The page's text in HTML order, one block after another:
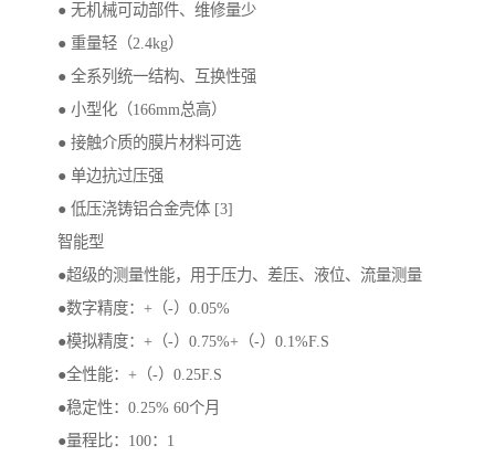
● 无机械可动部件、维修量少
● 重量轻（2.4kg）
● 全系列统一结构、互换性强
● 小型化（166mm总高）
● 接触介质的膜片材料可选
● 单边抗过压强
● 低压浇铸铝合金壳体 [3]
智能型
●超级的测量性能，用于压力、差压、液位、流量测量
●数字精度：+（-）0.05%
●模拟精度：+（-）0.75%+（-）0.1%F.S
●全性能：+（-）0.25F.S
●稳定性：0.25% 60个月
●量程比：100：1